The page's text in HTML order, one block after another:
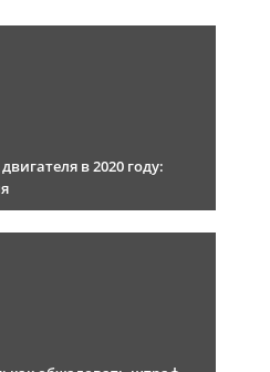
в 2020 году: